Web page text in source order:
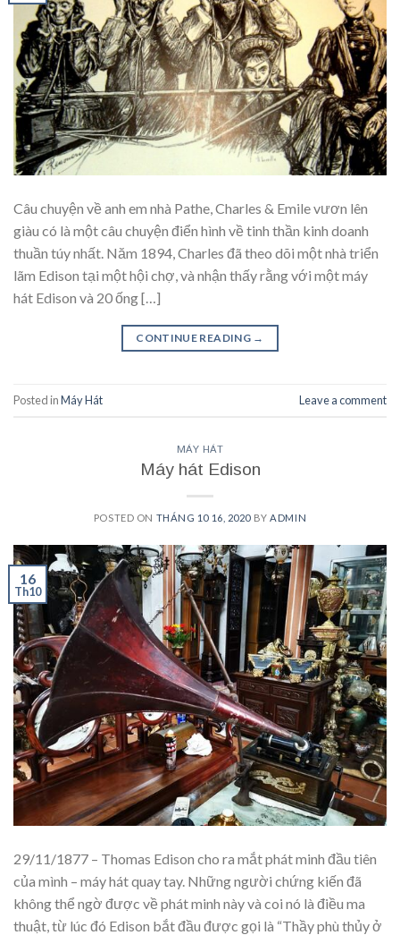
Câu chuyện về anh em nhà Pathe, Charles & Emile vươn lên
giàu có là một câu chuyện điển hình về tinh thần kinh doanh
thuần túy nhất. Năm 1894, Charles đã theo dõi một nhà triển
lãm Edison tại một hội chợ, và nhận thấy rằng với một máy
hát Edison và 20 ống […]
CONTINUE READING →
Posted inMáy Hát Leave a comment
MÁY HÁT
Máy hát Edison
POSTED ON THÁNG 10 16, 2020 BYADMIN
16
Th10
29/11/1877 – Thomas Edison cho ra mắt phát minh đầu tiên
của mình – máy hát quay tay. Những người chứng kiến đã
không thể ngờ được về phát minh này và coi nó là điều ma
thuật, từ lúc đó Edison bắt đầu được gọi là “Thầy phù thủy ở